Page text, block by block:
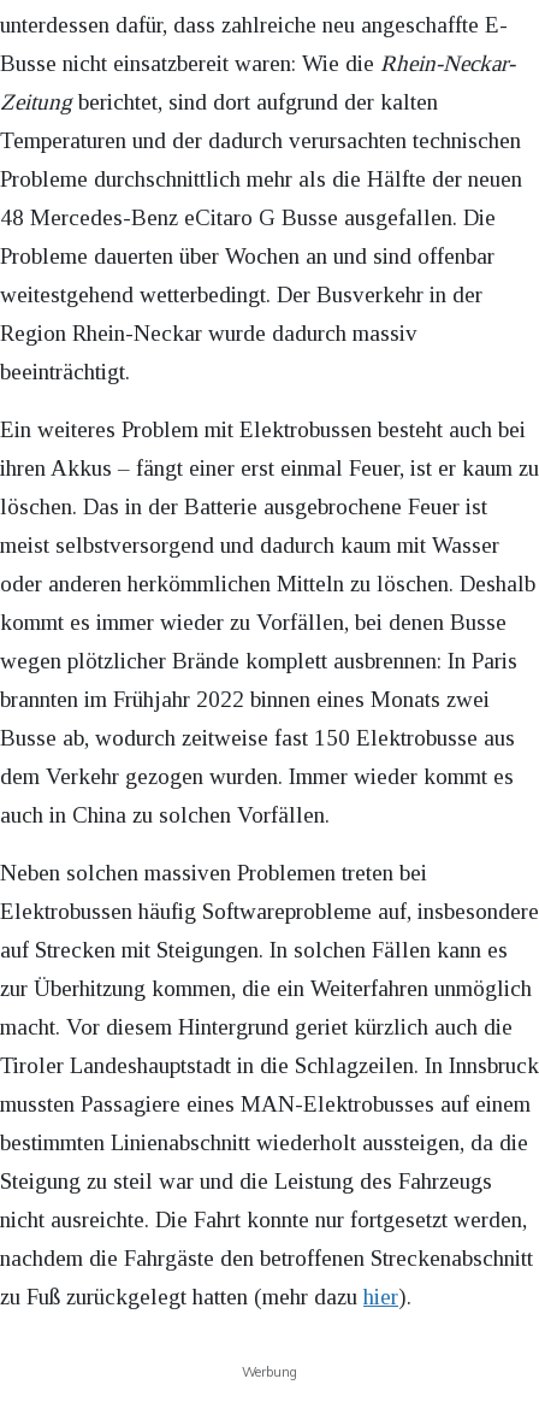
unterdessen dafür, dass zahlreiche neu angeschaffte E-
Busse nicht einsatzbereit waren: Wie die Rhein-Neckar-
Zeitungberichtet, sind dort aufgrund der kalten
Temperaturen und der dadurch verursachten technischen
Probleme durchschnittlich mehr als die Hälfte der neuen
48 Mercedes-Benz eCitaro G Busse ausgefallen. Die
Probleme dauerten über Wochen an und sind offenbar
weitestgehend wetterbedingt. Der Busverkehr in der
Region Rhein-Neckar wurde dadurch massiv
beeinträchtigt.
Ein weiteres Problem mit Elektrobussen besteht auch bei
ihren Akkus – fängt einer erst einmal Feuer, ist er kaum zu
löschen. Das in der Batterie ausgebrochene Feuer ist
meist selbstversorgend und dadurch kaum mit Wasser
oder anderen herkömmlichen Mitteln zu löschen. Deshalb
kommt es immer wieder zu Vorfällen, bei denen Busse
wegen plötzlicher Brände komplett ausbrennen: In Paris
brannten im Frühjahr 2022 binnen eines Monats zwei
Busse ab, wodurch zeitweise fast 150 Elektrobusse aus
dem Verkehr gezogen wurden. Immer wieder kommt es
auch in China zu solchen Vorfällen.
Neben solchen massiven Problemen treten bei
Elektrobussen häufig Softwareprobleme auf, insbesondere
auf Strecken mit Steigungen. In solchen Fällen kann es
zur Überhitzung kommen, die ein Weiterfahren unmöglich
macht. Vor diesem Hintergrund geriet kürzlich auch die
Tiroler Landeshauptstadt in die Schlagzeilen. In Innsbruck
mussten Passagiere eines MAN-Elektrobusses auf einem
bestimmten Linienabschnitt wiederholt aussteigen, da die
Steigung zu steil war und die Leistung des Fahrzeugs
nicht ausreichte. Die Fahrt konnte nur fortgesetzt werden,
nachdem die Fahrgäste den betroffenen Streckenabschnitt
zu Fuß zurückgelegt hatten (mehr dazuhier).
Werbung